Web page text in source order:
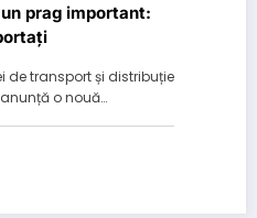
prag important:
de transport și distribuție
o nouă…